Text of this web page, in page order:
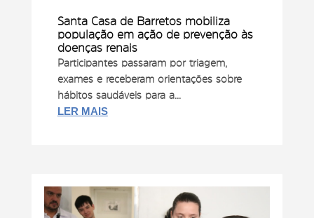
Santa Casa de Barretos mobiliza
população em ação de prevenção às
doenças renais
Participantes passaram por triagem,
exames e receberam orientações sobre
hábitos saudáveis para a...
LER MAIS